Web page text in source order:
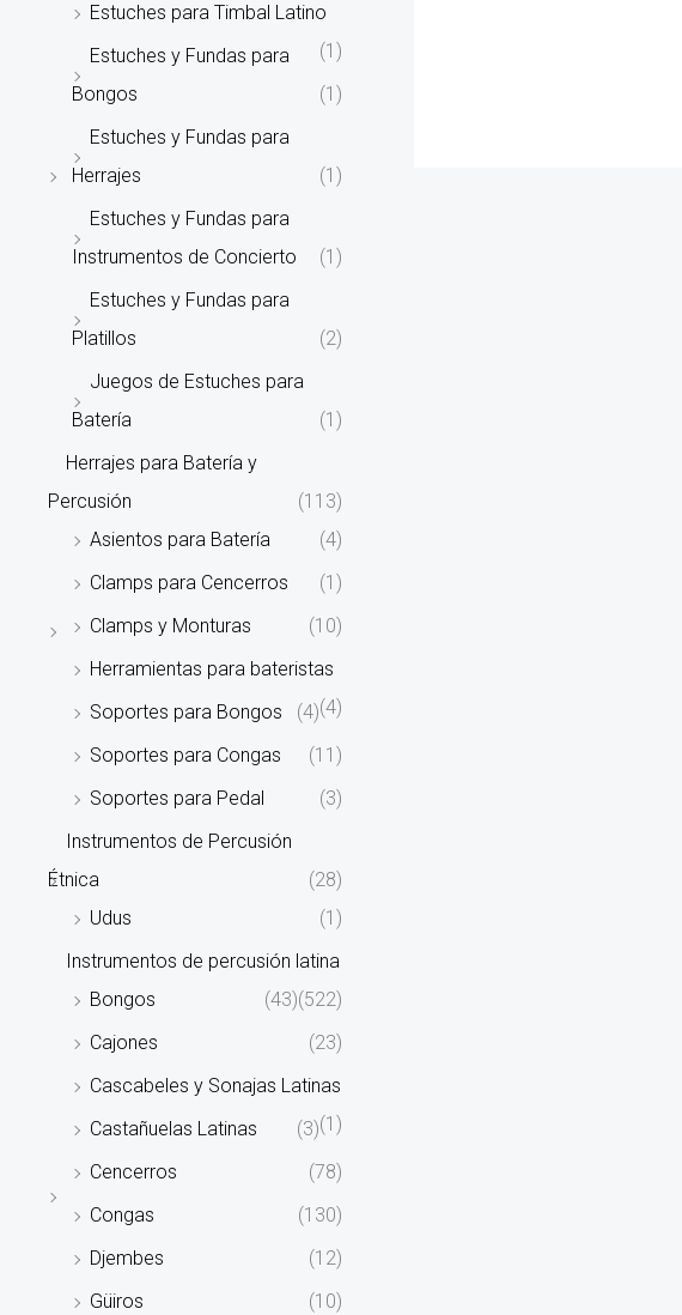
Estuches para Timbal Latino
(1)
Estuches y Fundas para
Bongos
(1)
Estuches y Fundas para
Herrajes
(1)
Estuches y Fundas para
Instrumentos de Concierto
(1)
Estuches y Fundas para
Platillos
(2)
Juegos de Estuches para
Batería
(1)
Herrajes para Batería y
Percusión
(113)
Asientos para Batería
(4)
Clamps para Cencerros
(1)
Clamps y Monturas
(10)
Herramientas para bateristas
(4)
Soportes para Bongos
(4)
Soportes para Congas
(11)
Soportes para Pedal
(3)
Instrumentos de Percusión
Étnica
(28)
Udus
(1)
Instrumentos de percusión latina
(522)
Bongos
(43)
Cajones
(23)
Cascabeles y Sonajas Latinas
(1)
Castañuelas Latinas
(3)
Cencerros
(78)
Congas
(130)
Djembes
(12)
Güiros
(10)